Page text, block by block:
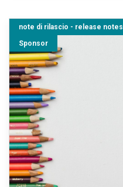
note di rilascio - release notes
Sponsor